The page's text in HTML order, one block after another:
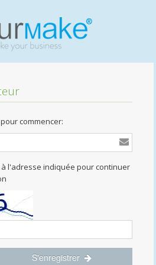
commencer:
l'adresse indiquée pour continuer
S'enregistrer